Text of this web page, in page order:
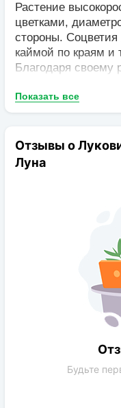
Растение
цветками,
стороны. Соцветия
каймой по краям и
Благодаря своему
среди других
год посадки, в
высокую
и морозам.
Показать все
Отзывы о
Луна
Будьте